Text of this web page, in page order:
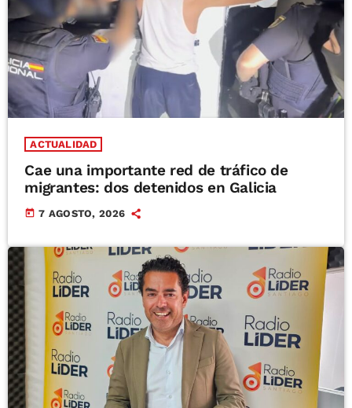
ACTUALIDAD
Cae una importante red de tráfico de
migrantes: dos detenidos en Galicia
today 7 AGOSTO, 2026